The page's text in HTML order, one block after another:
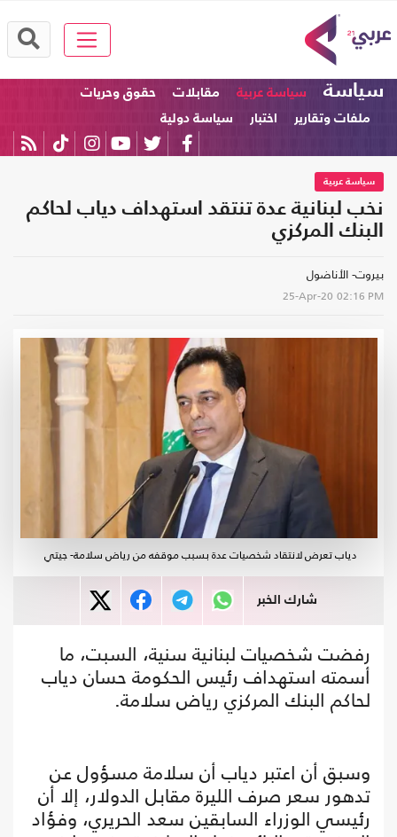
سياسة سياسة عربية مقابلات
حقوق وحريات
ملفات وتقارير
اختبار سياسة دولية
سياسة عربية
نخب لبنانية عدة تنتقد استهداف دياب لحاكم
البنك المركزي
بيروت- الأناضول
25-Apr-20 02:16 PM
دياب تعرض لانتقاد شخصيات عدة بسبب موقفه من رياض سلامة- جيتي
شارك الخبر
رفضت شخصيات لبنانية سنية، السبت، ما
أسمته استهداف رئيس الحكومة حسان دياب
لحاكم البنك المركزي رياض سلامة.
وسبق أن اعتبر دياب أن سلامة مسؤول عن
تدهور سعر صرف الليرة مقابل الدولار، إلا أن
رئيسي الوزراء السابقين سعد الحريري، وفؤاد